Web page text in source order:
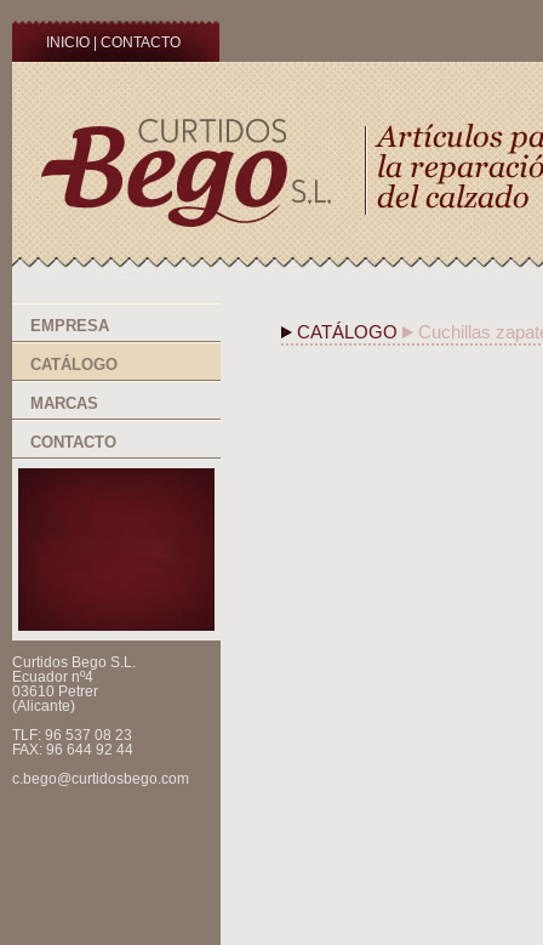
INICIO CONTACTO
EMPRESA
CATÁLOGO
MARCAS
CONTACTO
Curtidos Bego S.L.
Ecuador nº4
03610 Petrer
(Alicante)
TLF: 96 537 08 23
FAX: 96 644 92 44
c.bego@curtidosbego.com
CATÁLOGO Cuchillas